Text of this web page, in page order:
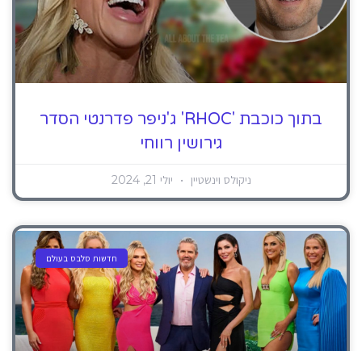
בתוך כוכבת 'RHOC' ג'ניפר פדרנטי הסדר
גירושין רווחי
ניקולס וינשטיין יולי 21, 2024
חדשות סלבס בעולם